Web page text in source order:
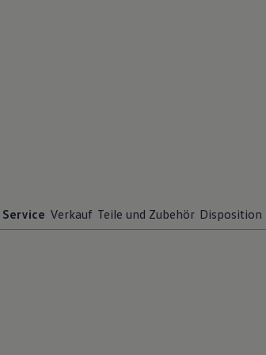
Service Verkauf Teile und Zubehör Disposition